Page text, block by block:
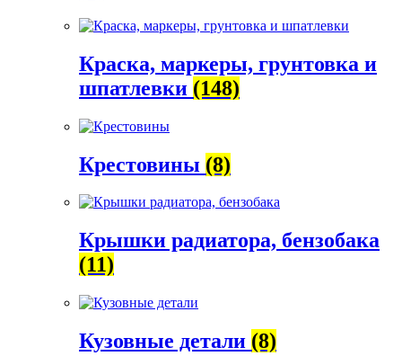
Краска, маркеры, грунтовка и
шпатлевки (148)
Крестовины (8)
Крышки радиатора, бензобака
(11)
Кузовные детали (8)